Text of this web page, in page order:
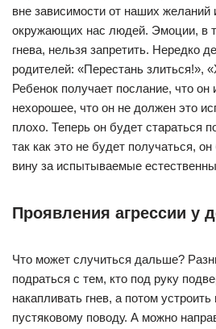
вне зависимости от наших
окружающих нас людей. Эмоции, в
гнева, нельзя запретить. Нередко
родителей: «Перестань злиться!»,
Ребенок получает послание, что он
нехорошее, что он не должен это
плохо. Теперь он будет стараться
так как это не будет получаться,
вину за испытываемые
Проявления агрессии у
Что может случиться дальше?
подраться с тем, кто под руку
накапливать гнев, а потом устроить
пустяковому поводу. А можно